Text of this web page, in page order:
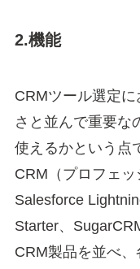
2.機能
CRMツール選定
さと並んで重要な
使えるかという点
CRM（プロフェッ
Salesforce
Starter、
CRM製品を並べ